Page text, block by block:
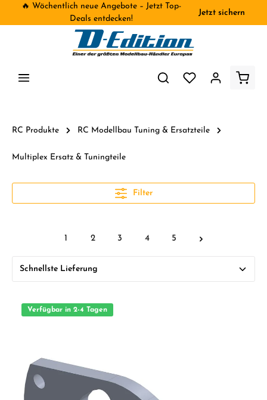
🔥 Wöchentlich neue Angebote – Jetzt Top-
Deals entdecken!
Jetzt sichern
RC Produkte RC Modellbau Tuning & Ersatzteile
Multiplex Ersatz & Tuningteile
Filter
1 2 3 4 5
Verfügbar in 2-4 Tagen